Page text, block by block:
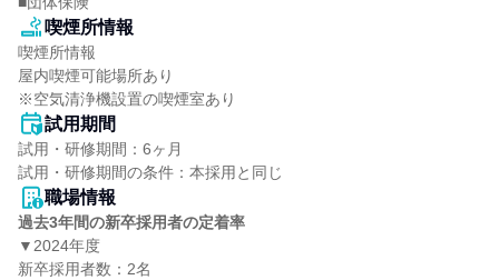
喫煙所情報
喫煙所情報
屋内喫煙可能場所あり
※空気清浄機設置の喫煙室あり
試用期間
試用・研修期間：6ヶ月
職場情報
過去3年間の新卒採用者の定着率
▼2024年度
新卒採用者数：2名